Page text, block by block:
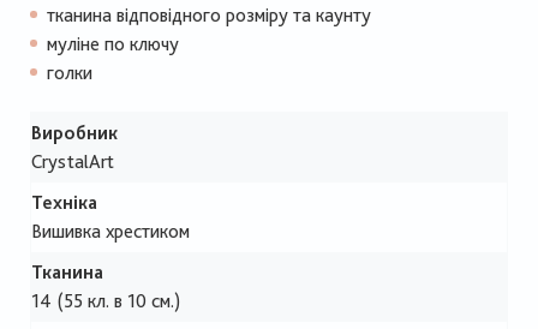
тканина відповідного розміру та каунту
муліне по ключу
голки
Виробник
CrystalArt
Техніка
Вишивка хрестиком
Тканина
14 (55 кл. в 10 см.)